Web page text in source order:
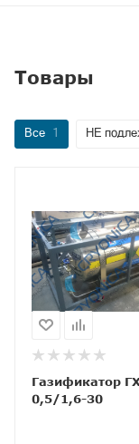
Товары
Все 1 НЕ
Газификатор
0,5/1,6-30